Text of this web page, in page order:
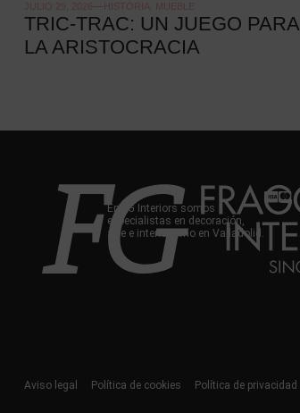
JULIO 29, 2026 HISTORIA MUEBLE
TRIC-TRAC: UN JUEGO PARA
LA ARISTOCRACIA
En FG Interiors somos
especialistas en decoración,
arte e interiorismo en Valladolid.
Aviso legal Política de cookies Política de privacidad